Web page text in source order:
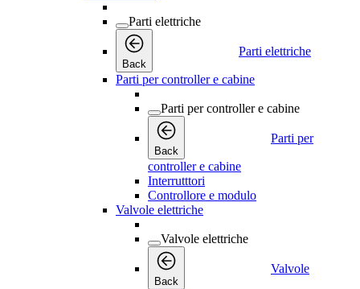
Parti elettriche
Back
Parti elettriche
Parti per controller e cabine
Parti per controller e cabine
Back
Parti per
controller e cabine
Interrutttori
Controllore e modulo
Valvole elettriche
Valvole elettriche
Back
Valvole